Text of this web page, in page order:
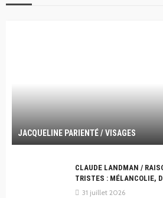
JACQUELINE PARIENTÉ / VISAGES
CLAUDE LANDMAN /
TRISTES : MÉLANCOLIE,
31 juillet 2026